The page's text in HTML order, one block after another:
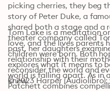
picking cherries, they beg
story of Peter Duke, a
shared both a stage and a
theater company called
past, her daughters
relationship with their
reconsider the world and
knew.
Tom Lake is a meditation
love, and the lives parents
children were born. Both
explores what it means to
world is falling apart. As in
Patchett combines
© 2023 Harper (Audiolibro):